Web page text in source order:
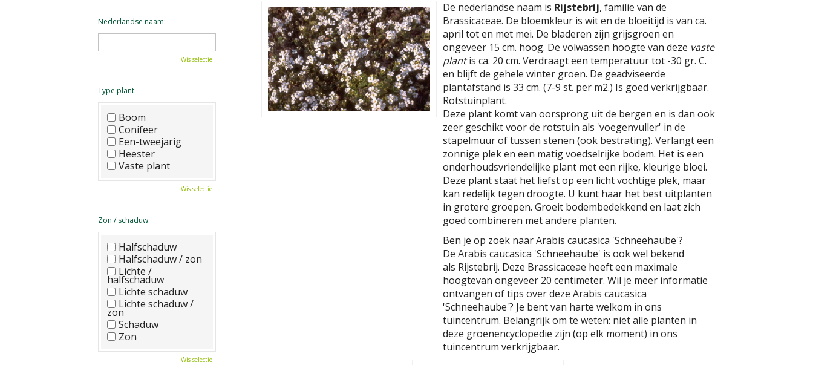
De nederlandse naam is Rijstebrij, familie van de
Brassicaceae. De bloemkleur is wit en de bloeitijd is van ca.
april tot en met mei. De bladeren zijn grijsgroen en
ongeveer 15 cm. hoog. De volwassen hoogte van deze vaste
plantis ca. 20 cm. Verdraagt een temperatuur tot -30 gr. C.
en blijft de gehele winter groen. De geadviseerde
plantafstand is 33 cm. (7-9 st. per m2.) Is goed verkrijgbaar.
Rotstuinplant.
Deze plant komt van oorsprong uit de bergen en is dan ook
zeer geschikt voor de rotstuin als 'voegenvuller' in de
stapelmuur of tussen stenen (ook bestrating). Verlangt een
zonnige plek en een matig voedselrijke bodem. Het is een
onderhoudsvriendelijke plant met een rijke, kleurige bloei.
Deze plant staat het liefst op een licht vochtige plek, maar
kan redelijk tegen droogte. U kunt haar het best uitplanten
in grotere groepen. Groeit bodembedekkend en laat zich
goed combineren met andere planten.
Ben je op zoek naar Arabis caucasica 'Schneehaube'?
De Arabis caucasica 'Schneehaube' is ook wel bekend
als Rijstebrij. Deze Brassicaceae heeft een maximale
hoogtevan ongeveer 20 centimeter. Wil je meer informatie
ontvangen of tips over deze Arabis caucasica
'Schneehaube'? Je bent van harte welkom in ons
tuincentrum. Belangrijk om te weten: niet alle planten in
deze groenencyclopedie zijn (op elk moment) in ons
tuincentrum verkrijgbaar.
Nederlandse naam:
Wis selectie
Type plant:
Boom
Conifeer
Een-tweejarig
Heester
Vaste plant
Wis selectie
Zon / schaduw:
Halfschaduw
Halfschaduw / zon
Lichte /
halfschaduw
Lichte schaduw
Lichte schaduw /
zon
Schaduw
Zon
Wis selectie